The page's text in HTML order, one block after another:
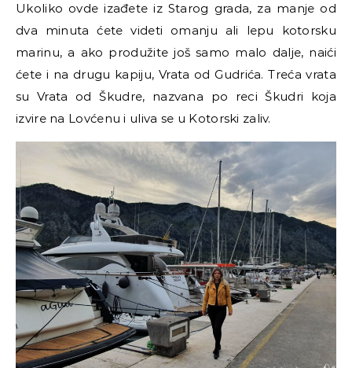
Ukoliko ovde izađete iz Starog grada, za manje od
dva minuta ćete videti omanju ali lepu kotorsku
marinu, a ako produžite još samo malo dalje, naići
ćete i na drugu kapiju, Vrata od Gudrića. Treća vrata
su Vrata od Škudre, nazvana po reci Škudri koja
izvire na Lovćenu i uliva se u Kotorski zaliv.